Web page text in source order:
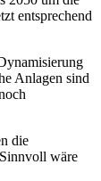
entsprechend
Anlagen sind
die
wäre